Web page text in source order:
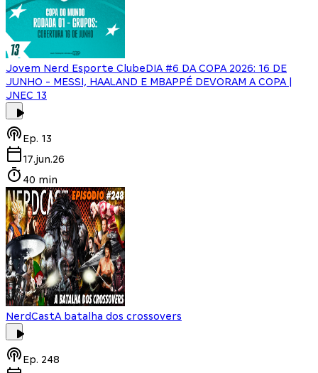
Jovem Nerd Esporte ClubeDIA #6 DA COPA 2026: 16 DE
JUNHO - MESSI, HAALAND E MBAPPÉ DEVORAM A COPA |
JNEC 13
Ep. 13
17.jun.26
40 min
NerdCastA batalha dos crossovers
Ep. 248